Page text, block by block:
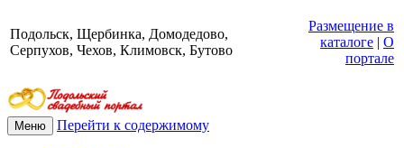
Подольск, Щербинка, Домодедово,
Серпухов, Чехов, Климовск, Бутово
Размещение в
каталоге | О
портале
Меню Перейти к содержимому